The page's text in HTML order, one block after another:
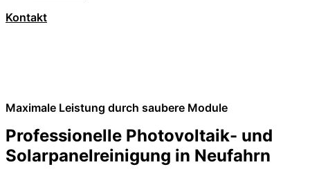
Kontakt
Maximale Leistung durch saubere Module
Professionelle Photovoltaik- und
Solarpanelreinigung in Neufahrn